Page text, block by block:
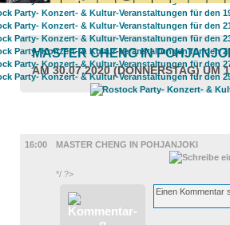
MASTER CHENG IN
AM 30.07.2020 (DONNERSTAG) UM
16:00
MASTER CHENG IN POHJANJOKI
*/ ?>